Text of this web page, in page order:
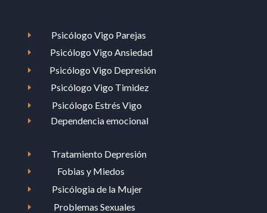
E Psicólogo Vigo Parejas
E Psicólogo Vigo Ansiedad
E Psicólogo Vigo Depresión
E Psicólogo Vigo Timidez
E Psicólogo Estrés Vigo
E Dependencia emocional
E Tratamiento Depresión
E Fobias y Miedos
E Psicólogia de la Mujer
E Problemas Sexuales